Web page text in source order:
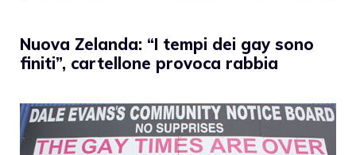
Nuova Zelanda: “I tempi dei gay sono
finiti”, cartellone provoca rabbia